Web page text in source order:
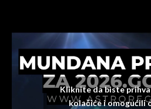
Kliknite da biste
kolačiće i omogućili